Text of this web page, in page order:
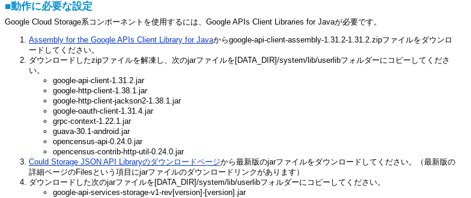
■動作に必要な設定
Google Cloud Storage系コンポーネントを使用するには、Google APIs Client Libraries for Javaが必要です。
Assembly for the Google APIs Client Library for Javaからgoogle-api-client-assembly-1.31.2-1.31.2.zipファイルをダウンロ
ードしてください。
ダウンロードしたzipファイルを解凍し、次のjarファイルを[DATA_DIR]/system/lib/userlibフォルダーにコピーしてくださ
い。
google-api-client-1.31.2.jar
google-http-client-1.38.1.jar
google-http-client-jackson2-1.38.1.jar
google-oauth-client-1.31.4.jar
grpc-context-1.22.1.jar
guava-30.1-android.jar
opencensus-api-0.24.0.jar
opencensus-contrib-http-util-0.24.0.jar
Could Storage JSON API Libraryのダウンロードページから最新版のjarファイルをダウンロードしてください。（最新版の
詳細ページのFilesという項目にjarファイルのダウンロードリンクがあります）
ダウンロードした次のjarファイルを[DATA_DIR]/system/lib/userlibフォルダーにコピーしてください。
google-api-services-storage-v1-rev[version]-[version].jar